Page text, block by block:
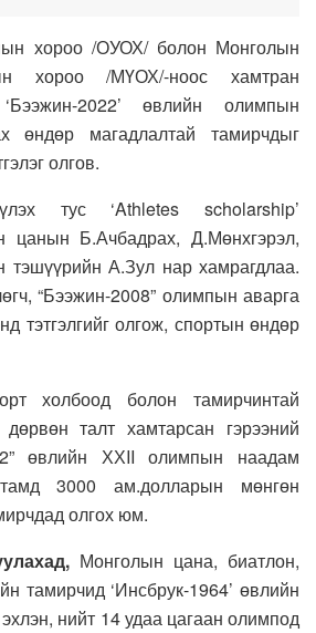
хороо /ОУОХ/ болон Монголын
хороо /МҮОХ/-ноос хамтран
2022’ өвлийн олимпын
өндөр магадлалтай тамирчдыг
олгов.
тус ‘Athletes scholarship’
цанын Б.Ачбадрах, Д.Мөнхгэрэл,
тэшүүрийн А.Зул нар хамрагдлаа.
“Бээжин-2008” олимпын аварга
тэтгэлгийг олгож, спортын өндөр
холбоод болон тамирчинтай
дөрвөн талт хамтарсан гэрээний
өвлийн ХХII олимпын наадам
3000 ам.долларын мөнгөн
олгох юм.
Монголын цана, биатлон,
тамирчид ‘Инсбрук-1964’ өвлийн
нийт 14 удаа цагаан олимпод